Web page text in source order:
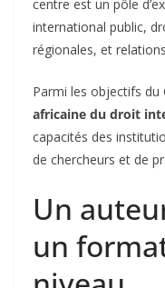
centre est un pôle
international public,
régionales, et
Parmi les objectifs du
africaine du droit
capacités des
de chercheurs et de
Un
un